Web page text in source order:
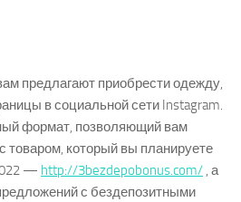
предлагают приобрести одежду,
в социальной сети Instagram.
формат, позволяющий вам
товаром, который вы планируете
— http://3bezdepobonus.com/ , а
с бездепозитными